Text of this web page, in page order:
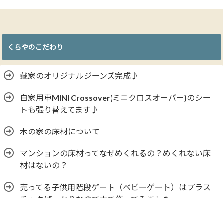
くらやのこだわり
藏家のオリジナルジーンズ完成♪
自家用車MINI Crossover(ミニクロスオーバー)のシー
トも張り替えてます♪
木の家の床材について
マンションの床材ってなぜめくれるの？めくれない床
材はないの？
売ってる子供用階段ゲート（ベビーゲート）はプラス